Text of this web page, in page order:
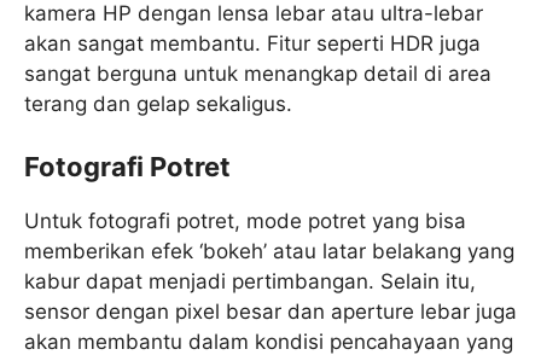
kamera HP dengan lensa lebar atau ultra-lebar
akan sangat membantu. Fitur seperti HDR juga
sangat berguna untuk menangkap detail di area
terang dan gelap sekaligus.
Fotografi Potret
Untuk fotografi potret, mode potret yang bisa
memberikan efek ‘bokeh’ atau latar belakang yang
kabur dapat menjadi pertimbangan. Selain itu,
sensor dengan pixel besar dan aperture lebar juga
akan membantu dalam kondisi pencahayaan yang